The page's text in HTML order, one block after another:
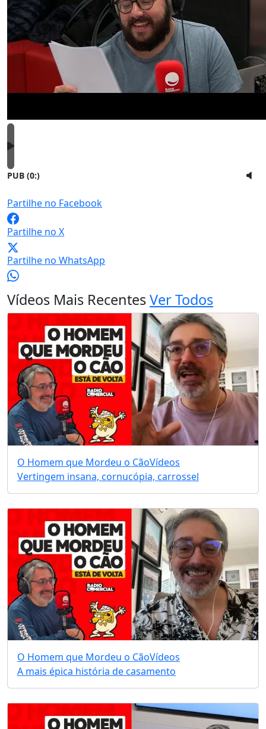
PUB (0:)
Partilhe no Facebook
Partilhe no X
Partilhe no WhatsApp
Vídeos Mais RecentesVer Todos
O Homem que Mordeu o CãoVídeos
Vertingem insana, cornucópia, carrossel
O Homem que Mordeu o CãoVídeos
A mais épica história de casamento